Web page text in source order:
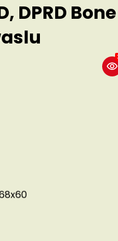
DPRD Bone